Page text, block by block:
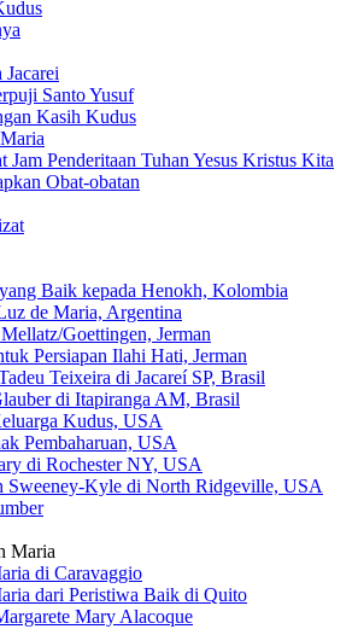
Santo Yusuf
Kasih Kudus
Jam Penderitaan Tuhan Yesus Kristus Kita
Obat-obatan
Baik kepada Henokh, Kolombia
de Maria, Argentina
Goettingen, Jerman
Persiapan Ilahi Hati, Jerman
Teixeira di Jacareí SP, Brasil
di Itapiranga AM, Brasil
Kudus, USA
Pembaharuan, USA
di Rochester NY, USA
Sweeney-Kyle di North Ridgeville, USA
Maria
di Caravaggio
dari Peristiwa Baik di Quito
Mary Alacoque